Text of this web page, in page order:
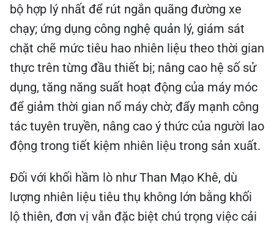
bộ hợp lý nhất để rút ngắn quãng đường xe
chạy; ứng dụng công nghệ quản lý, giám sát
chặt chẽ mức tiêu hao nhiên liệu theo thời gian
thực trên từng đầu thiết bị; nâng cao hệ số sử
dụng, tăng năng suất hoạt động của máy móc
để giảm thời gian nổ máy chờ; đẩy mạnh công
tác tuyên truyền, nâng cao ý thức của người lao
động trong tiết kiệm nhiên liệu trong sản xuất.
Đối với khối hầm lò như Than Mạo Khê, dù
lượng nhiên liệu tiêu thụ không lớn bằng khối
lộ thiên, đơn vị vẫn đặc biệt chú trọng việc cải